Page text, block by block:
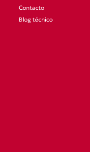
Contacto
Blog técnico